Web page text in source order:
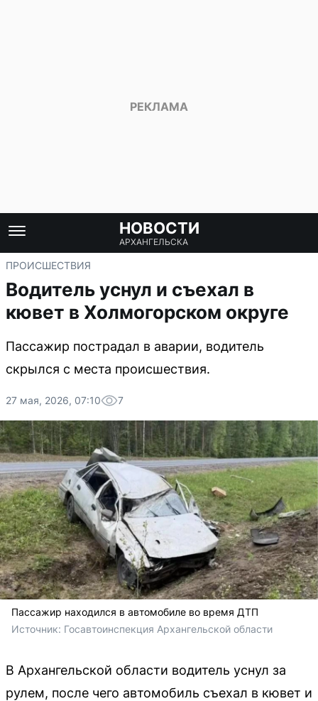
НОВОСТИ
АРХАНГЕЛЬСКА
ПРОИСШЕСТВИЯ
Водитель уснул и съехал в
кювет в Холмогорском округе
Пассажир пострадал в аварии, водитель
скрылся с места происшествия.
27 мая, 2026, 07:10 7
Пассажир находился в автомобиле во время ДТП
Источник: Госавтоинспекция Архангельской области
В Архангельской области водитель уснул за
рулем, после чего автомобиль съехал в кювет и